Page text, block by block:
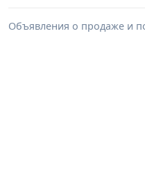
Объявления о продаже и